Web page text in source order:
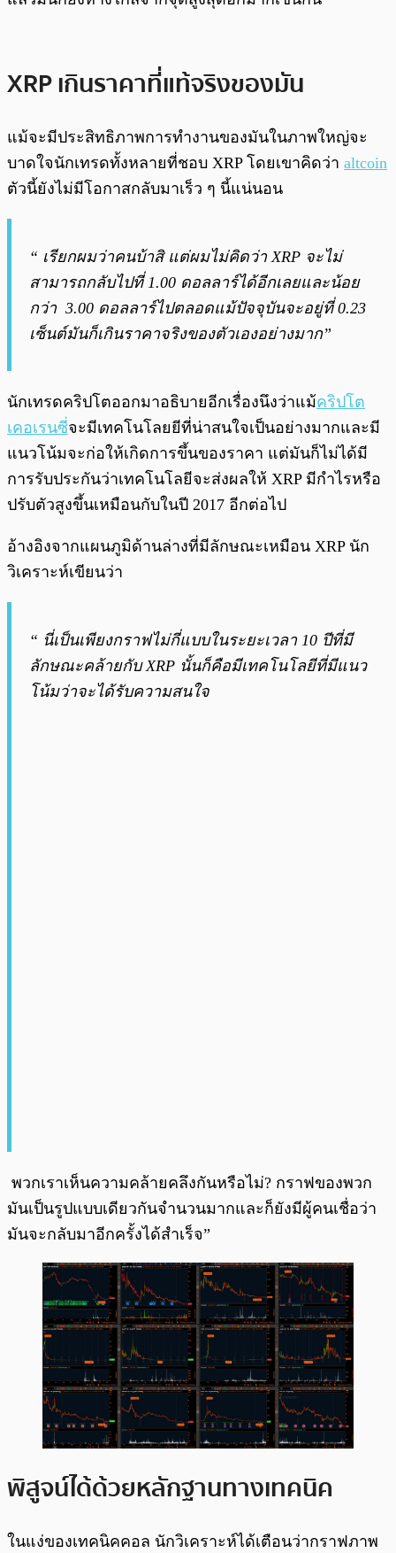
XRP เกินราคาที่แท้จริงของมัน
แม้จะมีประสิทธิภาพการทำงานของมันในภาพใหญ่จะ
บาดใจนักเทรดทั้งหลายที่ชอบ XRP โดยเขาคิดว่า altcoin
ตัวนี้ยังไม่มีโอกาสกลับมาเร็ว ๆ นี้แน่นอน
“ เรียกผมว่าคนบ้าสิ แต่ผมไม่คิดว่า XRP จะไม่
สามารถกลับไปที่ 1.00 ดอลลาร์ได้อีกเลยและน้อย
กว่า 3.00 ดอลลาร์ไปตลอดแม้ปัจจุบันจะอยู่ที่ 0.23
เซ็นต์มันก็เกินราคาจริงของตัวเองอย่างมาก”
นักเทรดคริปโตออกมาอธิบายอีกเรื่องนึงว่าแม้คริปโต
เคอเรนซี่จะมีเทคโนโลยยีที่น่าสนใจเป็นอย่างมากและมี
แนวโน้มจะก่อให้เกิดการขึ้นของราคา แต่มันก็ไม่ได้มี
การรับประกันว่าเทคโนโลยีจะส่งผลให้ XRP มีกำไรหรือ
ปรับตัวสูงขึ้นเหมือนกับในปี 2017 อีกต่อไป
อ้างอิงจากแผนภูมิด้านล่างที่มีลักษณะเหมือน XRP นัก
วิเคราะห์เขียนว่า
“ นี่เป็นเพียงกราฟไม่กี่แบบในระยะเวลา 10 ปีที่มี
ลักษณะคล้ายกับ XRP นั้นก็คือมีเทคโนโลยีที่มีแนว
โน้มว่าจะได้รับความสนใจ
พวกเราเห็นความคล้ายคลึงกันหรือไม่? กราฟของพวก
มันเป็นรูปแบบเดียวกันจำนวนมากและก็ยังมีผู้คนเชื่อว่า
มันจะกลับมาอีกครั้งได้สำเร็จ”
พิสูจน์ได้ด้วยหลักฐานทางเทคนิค
ในแง่ของเทคนิคคอล นักวิเคราะห์ได้เตือนว่ากราฟภาพ